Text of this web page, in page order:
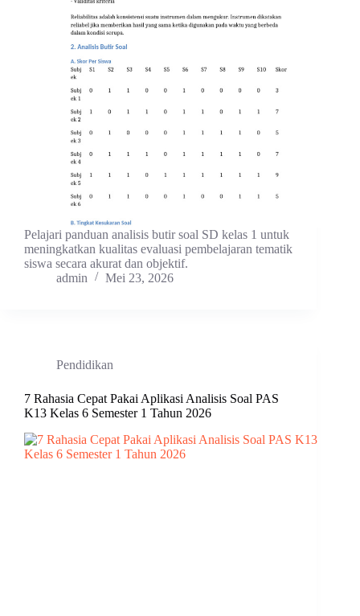
Pelajari panduan analisis butir soal SD kelas 1 untuk
meningkatkan kualitas evaluasi pembelajaran tematik
siswa secara akurat dan objektif.
admin
Mei 23, 2026
Pendidikan
7 Rahasia Cepat Pakai Aplikasi Analisis Soal PAS
K13 Kelas 6 Semester 1 Tahun 2026